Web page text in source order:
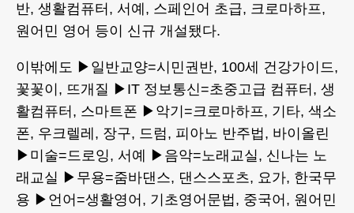
반, 생활컴퓨터, 서예, 스페인어 초급, 크로마하프,
원어민 영어 등이 신규 개설됐다.
이밖에도 ▶일반교양=시민권반, 100세 건강가이드,
꽃꽃이, 뜨개질 ▶IT 정보통신=초중고급 컴퓨터, 생
활컴퓨터, 스마트폰 ▶악기=크로마하프, 기타, 색소
폰, 우크렐레, 장구, 드럼, 피아노 반주법, 바이올린
▶미술=드로잉, 서예 ▶음악=노래교실, 신나는 노
래교실 ▶무용=줌바댄스, 댄스스포츠, 요가, 한국무
용 ▶언어=생활영어, 기초영어문법, 중국어, 원어민